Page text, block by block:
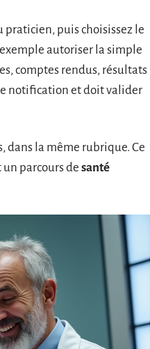
praticien, puis choisissez le
autoriser la simple
comptes rendus, résultats
notification et doit valider
dans la même rubrique. Ce
parcours de santé